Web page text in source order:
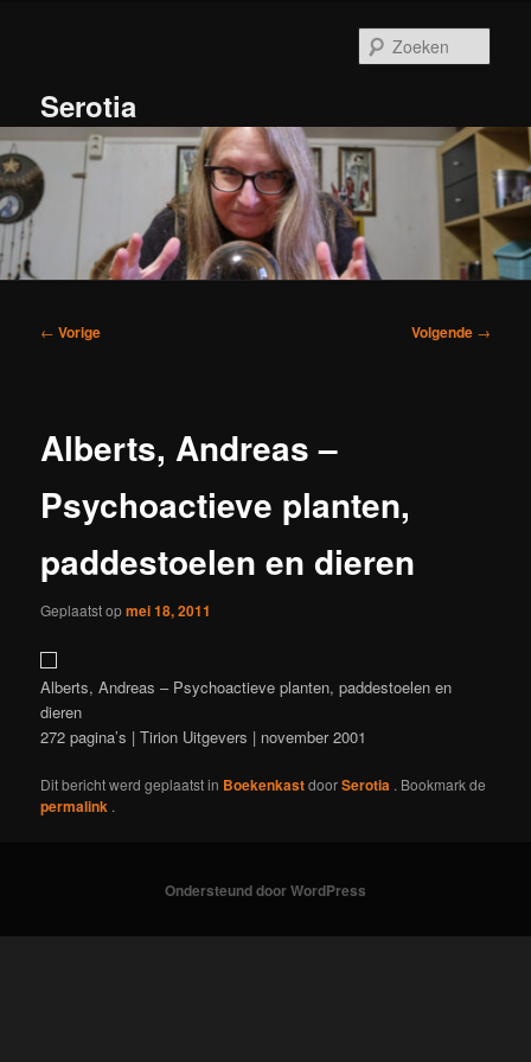
inhoudSerotia
Bericht
← Vorige Volgende →
Alberts, Andreas –
Psychoactieve planten,
paddestoelen en dieren
Geplaatst opmei 18, 2011
Alberts, Andreas – Psychoactieve planten, paddestoelen en
dieren
272 pagina’s | Tirion Uitgevers | november 2001
Dit bericht werd geplaatst in BoekenkastdoorSerotia . Bookmark de
permalink .
Ondersteund door WordPress